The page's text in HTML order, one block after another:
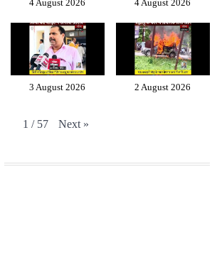
4 August 2026 4 August 2026
3 August 2026 2 August 2026
1 / 57 Next »